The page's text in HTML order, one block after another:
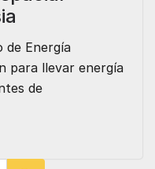
de Energía
para llevar energía
de